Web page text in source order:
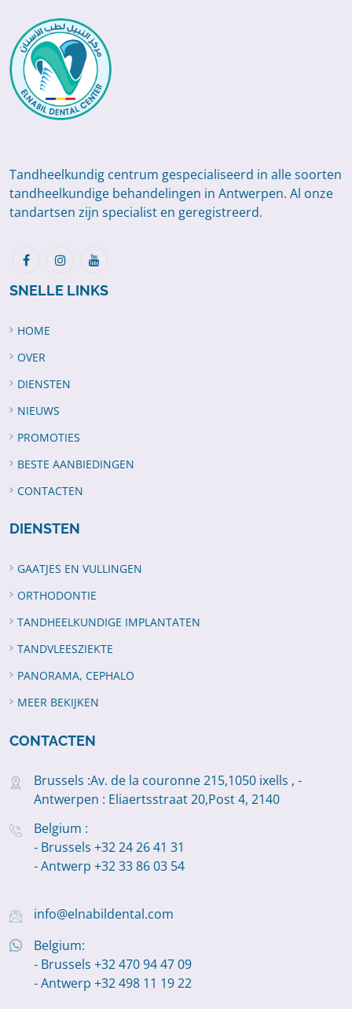
Tandheelkundig centrum gespecialiseerd in alle soorten
tandheelkundige behandelingen in Antwerpen. Al onze
tandartsen zijn specialist en geregistreerd.
SNELLE LINKS
HOME
OVER
DIENSTEN
NIEUWS
PROMOTIES
BESTE AANBIEDINGEN
CONTACTEN
DIENSTEN
GAATJES EN VULLINGEN
ORTHODONTIE
TANDHEELKUNDIGE IMPLANTATEN
TANDVLEESZIEKTE
PANORAMA, CEPHALO
MEER BEKIJKEN
CONTACTEN
Brussels :Av. de la couronne 215,1050 ixells , -
Antwerpen : Eliaertsstraat 20,Post 4, 2140
Belgium :
- Brussels +32 24 26 41 31
- Antwerp +32 33 86 03 54
info@elnabildental.com
Belgium:
- Brussels +32 470 94 47 09
- Antwerp +32 498 11 19 22